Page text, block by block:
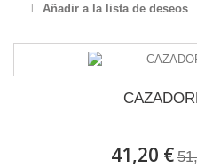
Añadir a la lista de deseos
41,20 €